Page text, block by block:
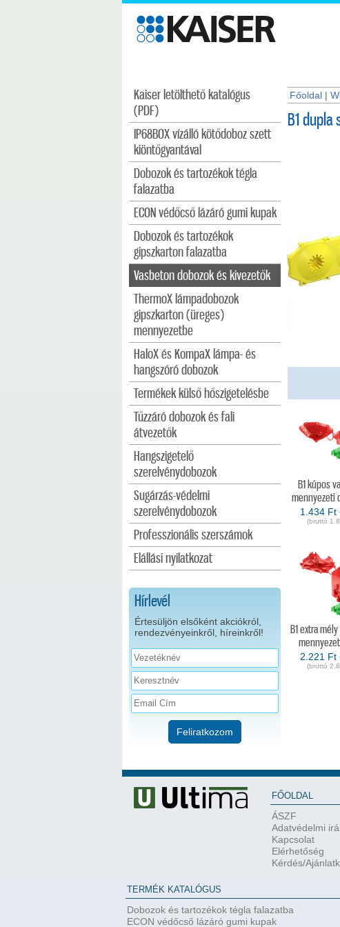
Kaiser letölthető katalógus
(PDF)
IP68BOX vízálló kötődoboz szett
kiöntőgyantával
Dobozok és tartozékok tégla
falazatba
ECON védőcső lázáró gumi kupak
Dobozok és tartozékok
gipszkarton falazatba
Vasbeton dobozok és kivezetők
ThermoX lámpadobozok
gipszkarton (üreges)
mennyezetbe
HaloX és KompaX lámpa- és
hangszóró dobozok
Termékek külső hőszigetelésbe
Tűzzáró dobozok és fali
átvezetők
Hangszigetelő
szerelvénydobozok
Sugárzás-védelmi
szerelvénydobozok
Professzionális szerszámok
Elállási nyilatkozat
Hírlevél
Értesüljön elsőként akciókról,
rendezvényeinkről, híreinkről!
Feliratkozom
Főoldal |
B1
B1 kúpos
mennyezeti
1.434 Ft
(bruttó
B1 extra
2.221 Ft
(bruttó
FŐOLDAL
ÁSZF
Adatvédelmi
Kapcsolat
Elérhetőség
Kérdés/
TERMÉK KATALÓGUS
Dobozok és tartozékok tégla falazatba
ECON védőcső lázáró gumi kupak